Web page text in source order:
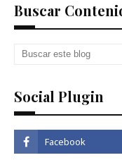
Buscar
Social Plugin